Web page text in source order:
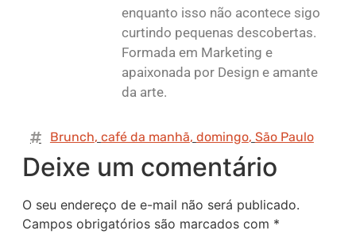
enquanto isso não acontece sigo
curtindo pequenas descobertas.
Formada em Marketing e
apaixonada por Design e amante
da arte.
Brunch, café da manhã, domingo, São Paulo
Deixe um comentário
O seu endereço de e-mail não será publicado.
Campos obrigatórios são marcados com *